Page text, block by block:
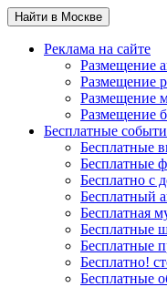
Найти в Москве
Реклама на сайте
Размещение
Размещение
Размещение
Размещение
Бесплатные
Бесплатные
Бесплатные
Бесплатно с
Бесплатный
Бесплатная
Бесплатные
Бесплатные
Бесплатно!
Бесплатные